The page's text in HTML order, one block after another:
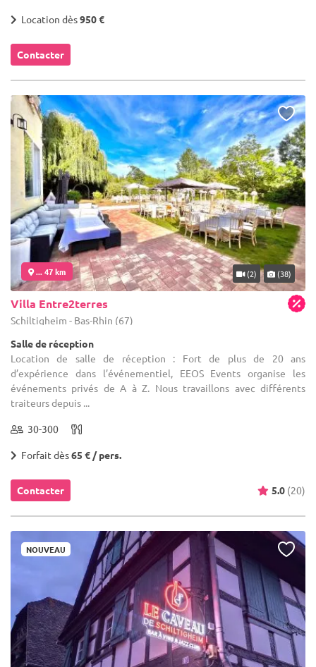
Location dès950 €
Contacter
... 47 km (2) (38)
Villa Entre2terres
Schiltigheim - Bas-Rhin (67)
Salle de réception
Location de salle de réception : Fort de plus de 20 ans
d’expérience dans l’événementiel, EEOS Events organise les
événements privés de A à Z. Nous travaillons avec différents
traiteurs depuis ...
30-300
Forfait dès65 € / pers.
Contacter 5.0 (20)
NOUVEAU